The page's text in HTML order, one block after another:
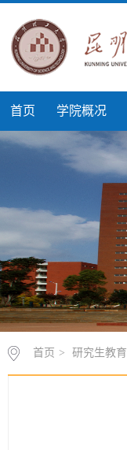
首页 学院概况
首页 > 研究生教育